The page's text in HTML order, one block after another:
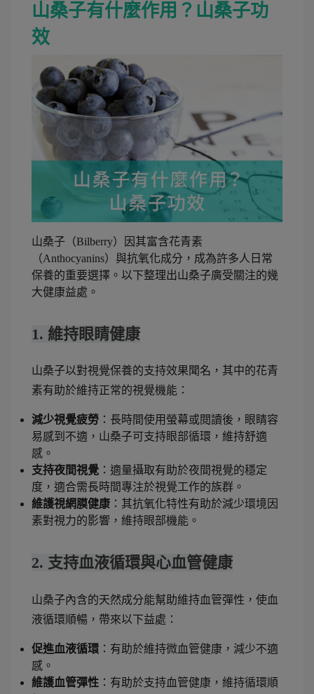
山桑子有什麼作用？山桑子功
效
山桑子（Bilberry）因其富含花青素
（Anthocyanins）與抗氧化成分，成為許多人日常
保養的重要選擇。以下整理出山桑子廣受關注的幾
大健康益處。
1. 維持眼睛健康
山桑子以對視覺保養的支持效果聞名，其中的花青
素有助於維持正常的視覺機能：
減少視覺疲勞 ：長時間使用螢幕或閱讀後，眼睛容
易感到不適，山桑子可支持眼部循環，維持舒適
感。
支持夜間視覺 ：適量攝取有助於夜間視覺的穩定
度，適合需長時間專注於視覺工作的族群。
維護視網膜健康 ：其抗氧化特性有助於減少環境因
素對視力的影響，維持眼部機能。
2. 支持血液循環與心血管健康
山桑子內含的天然成分能幫助維持血管彈性，使血
液循環順暢，帶來以下益處：
促進血液循環 ：有助於維持微血管健康，減少不適
感。
維護血管彈性 ：有助於支持血管健康，維持循環順